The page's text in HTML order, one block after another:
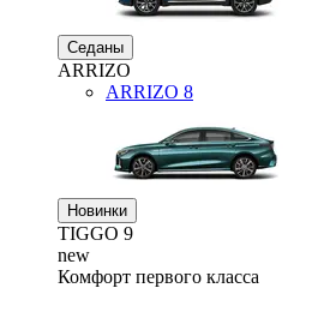
Седаны
ARRIZO
ARRIZO 8
Новинки
TIGGO 9
new
Комфорт первого класса